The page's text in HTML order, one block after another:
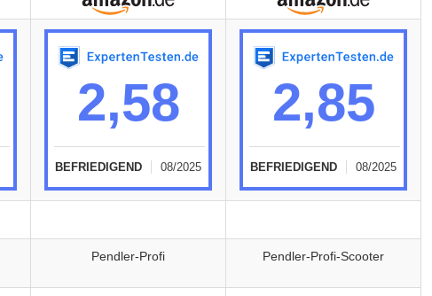
2,58
BEFRIEDIGEND 08/2025
2,85
BEFRIEDIGEND 08/2025
Pendler-Profi Pendler-Profi-Scooter